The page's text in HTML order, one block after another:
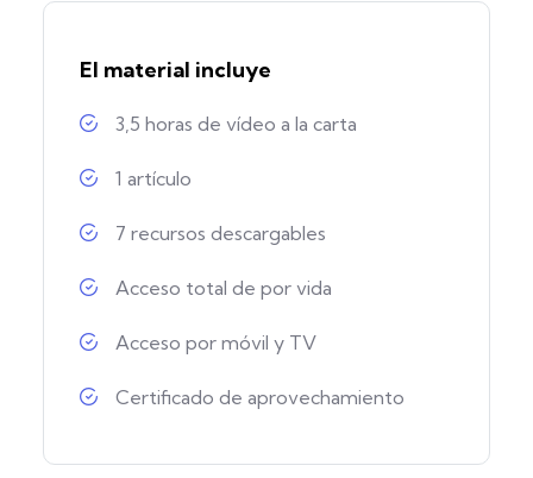
El material incluye
3,5 horas de vídeo a la carta
1 artículo
7 recursos descargables
Acceso total de por vida
Acceso por móvil y TV
Certificado de aprovechamiento